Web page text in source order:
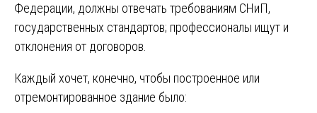
Федерации, должны отвечать требованиям СНиП,
государственных стандартов; профессионалы ищут и
отклонения от договоров.
Каждый хочет, конечно, чтобы построенное или
отремонтированное здание было: